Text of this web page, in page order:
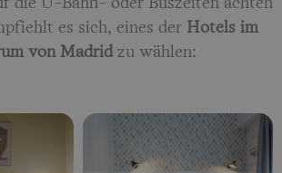
die U-Bahn- oder Buszeiten achten
es sich, eines der Hotels im
von Madridzu wählen: